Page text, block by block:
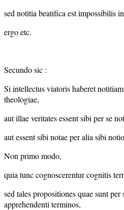
sed notitia beatifica est impossibilis
ergo etc.
Secundo sic :
Si intellectus viatoris haberet
theologiae,
aut illae veritates essent sibi per se
aut essent sibi notae per alia sibi
Non primo modo,
quia tunc cognoscerentur cognitis
sed tales propositiones quae sunt
apprehendenti terminos,